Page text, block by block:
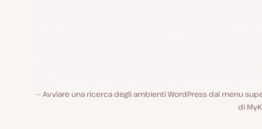
Avviare una ricerca degli ambienti WordPress dal menu
di